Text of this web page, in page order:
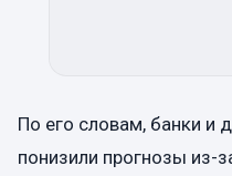
По его словам, банки и
понизили прогнозы из-